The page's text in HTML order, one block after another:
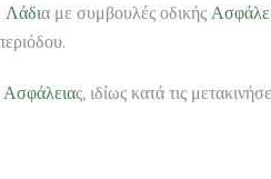
Λάδια με συμβουλές οδικής
Ασφάλειας, ιδίως κατά τις